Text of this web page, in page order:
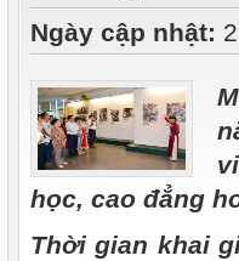
Ngày cập nhật:
học, cao đẳng
Thời gian khai